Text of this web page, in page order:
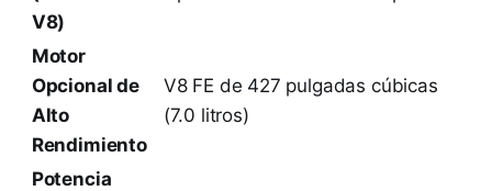
V8)
Motor
Opcional de
Alto
Rendimiento
V8 FE de 427 pulgadas cúbicas
(7.0 litros)
Potencia